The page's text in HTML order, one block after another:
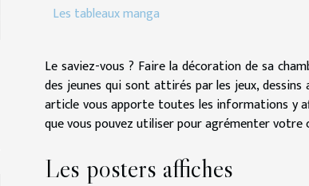
Les tableaux manga
Le saviez-vous ? Faire la décoration de sa
des jeunes qui sont attirés par les jeux,
article vous apporte toutes les informations y
que vous pouvez utiliser pour agrémenter votre
Les posters affiches